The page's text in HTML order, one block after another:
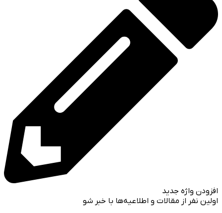
افزودن واژه جدید
اولین نفر از مقالات و اطلاعیه‌ها با خبر شو